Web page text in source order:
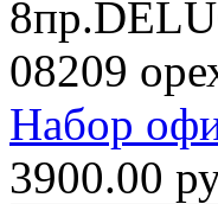
Набор
3900.00